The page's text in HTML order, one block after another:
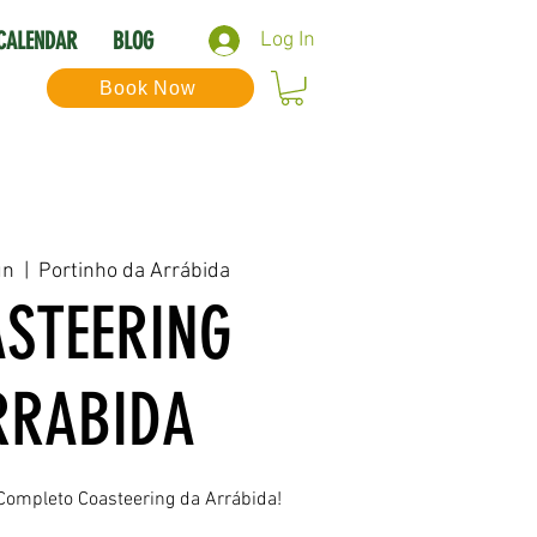
Log In
BLOG
Book Now
Portinho da Arrábida
Coasteering da Arrábida!